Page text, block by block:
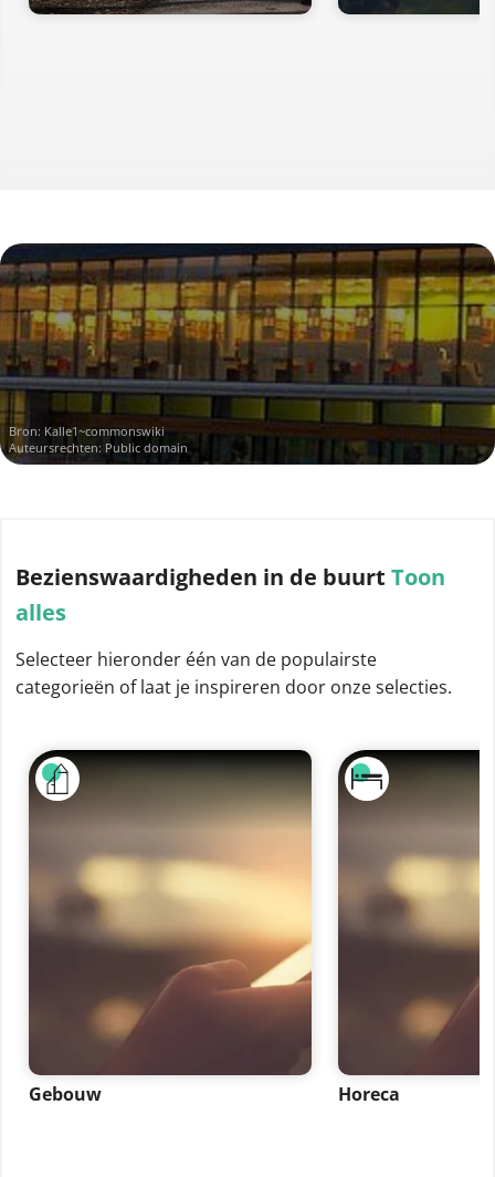
Bron: Kalle1~commonswiki
Auteursrechten: Public domain
Bezienswaardigheden in de buurt Toon
alles
Selecteer hieronder één van de populairste
categorieën of laat je inspireren door onze selecties.
Gebouw Horeca